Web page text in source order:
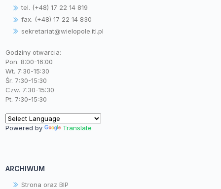
tel. (+48) 17 22 14 819
fax. (+48) 17 22 14 830
sekretariat@wielopole.itl.pl
Godziny otwarcia:
Pon. 8:00-16:00
Wt. 7:30-15:30
Śr. 7:30-15:30
Czw. 7:30-15:30
Pt. 7:30-15:30
Powered by Translate
ARCHIWUM
Strona oraz BIP